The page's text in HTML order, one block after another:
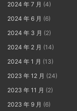
2024 年 7 月 (4)
2024 年 6 月 (6)
2024 年 3 月 (2)
2024 年 2 月 (14)
2024 年 1 月 (13)
2023 年 12 月 (24)
2023 年 11 月 (2)
2023 年 9 月 (6)